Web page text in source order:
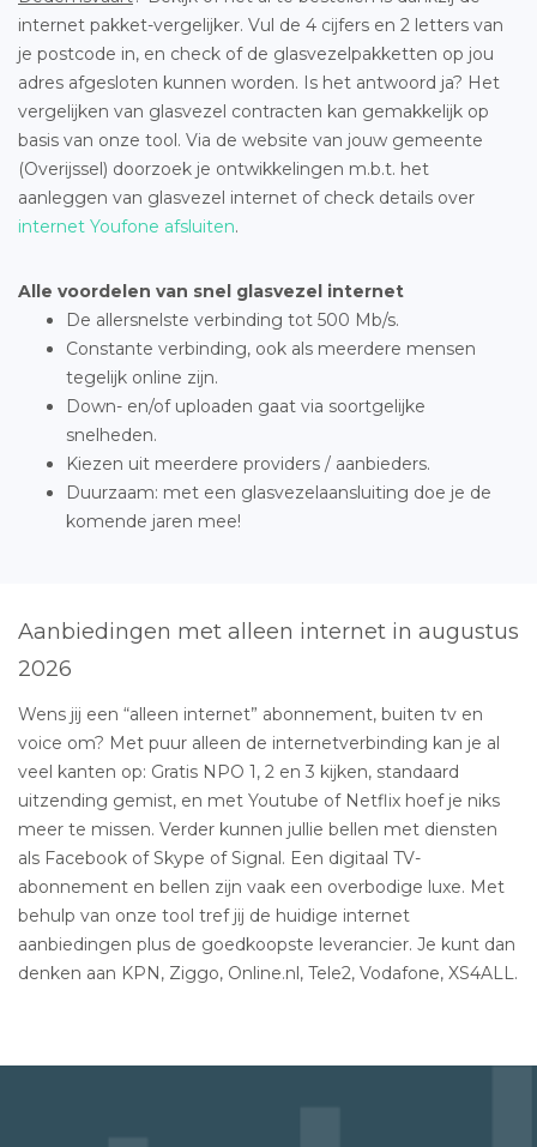
internet pakket-vergelijker. Vul de 4 cijfers en 2 letters van
je postcode in, en check of de glasvezelpakketten op jou
adres afgesloten kunnen worden. Is het antwoord ja? Het
vergelijken van glasvezel contracten kan gemakkelijk op
basis van onze tool. Via de website van jouw gemeente
(Overijssel) doorzoek je ontwikkelingen m.b.t. het
aanleggen van glasvezel internet of check details over
internet Youfone afsluiten.
Alle voordelen van snel glasvezel internet
De allersnelste verbinding tot 500 Mb/s.
Constante verbinding, ook als meerdere mensen
tegelijk online zijn.
Down- en/of uploaden gaat via soortgelijke
snelheden.
Kiezen uit meerdere providers / aanbieders.
Duurzaam: met een glasvezelaansluiting doe je de
komende jaren mee!
Aanbiedingen met alleen internet in augustus
2026
Wens jij een “alleen internet” abonnement, buiten tv en
voice om? Met puur alleen de internetverbinding kan je al
veel kanten op: Gratis NPO 1, 2 en 3 kijken, standaard
uitzending gemist, en met Youtube of Netflix hoef je niks
meer te missen. Verder kunnen jullie bellen met diensten
als Facebook of Skype of Signal. Een digitaal TV-
abonnement en bellen zijn vaak een overbodige luxe. Met
behulp van onze tool tref jij de huidige internet
aanbiedingen plus de goedkoopste leverancier. Je kunt dan
denken aan KPN, Ziggo, Online.nl, Tele2, Vodafone, XS4ALL.